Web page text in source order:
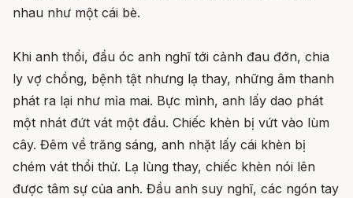
nhau như một cái bè.
Khi anh thổi, đầu óc anh nghĩ tới cảnh đau đớn, chia
ly vợ chồng, bệnh tật nhưng lạ thay, những âm thanh
phát ra lại như mỉa mai. Bực mình, anh lấy dao phát
một nhát đứt vát một đầu. Chiếc khèn bị vứt vào lùm
cây. Đêm về trăng sáng, anh nhặt lấy cái khèn bị
chém vát thổi thử. Lạ lùng thay, chiếc khèn nói lên
được tâm sự của anh. Đầu anh suy nghĩ, các ngón tay